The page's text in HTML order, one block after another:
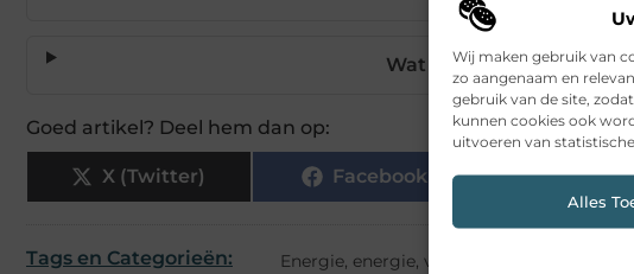
Wij maken gebruik van
zo aangenaam en
gebruik van de site,
kunnen cookies ook
uitvoeren van
Alles
Wat moet ik nog
Goed artikel? Deel hem dan op:
X (Twitter) Facebook
Tags en Categorieën: Energie, energie, vergelijken